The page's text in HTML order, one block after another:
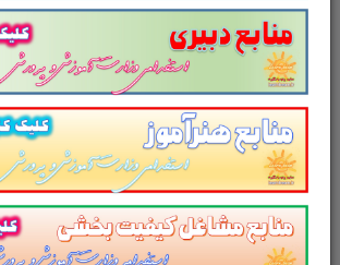
دانش آموزان کم توان
دانش آموزان استثنایی کاربرگ هماهنگی
دانش آموزان کم توان
دانش آموزان استثنایی کاربرگ
دانش آموزان کم توان